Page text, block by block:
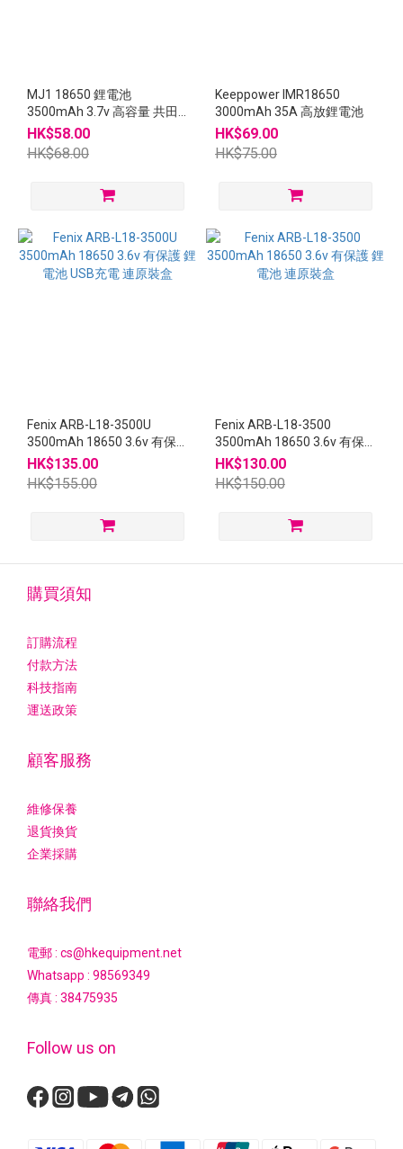
MJ1 18650 鋰電池
3500mAh 3.7v 高容量 共田
芭蕉 風扇
HK$58.00
HK$68.00
Keeppower IMR18650
3000mAh 35A 高放鋰電池
HK$69.00
HK$75.00
Fenix ARB-L18-3500U
3500mAh 18650 3.6v 有保
護 鋰電池 USB充電 連原裝盒
HK$135.00
HK$155.00
Fenix ARB-L18-3500
3500mAh 18650 3.6v 有保
護 鋰電池 連原裝盒
HK$130.00
HK$150.00
購買須知
訂購流程
付款方法
科技指南
運送政策
顧客服務
維修保養
退貨換貨
企業採購
聯絡我們
電郵 : cs@hkequipment.net
Whatsapp : 98569349
傳真 : 38475935
Follow us on